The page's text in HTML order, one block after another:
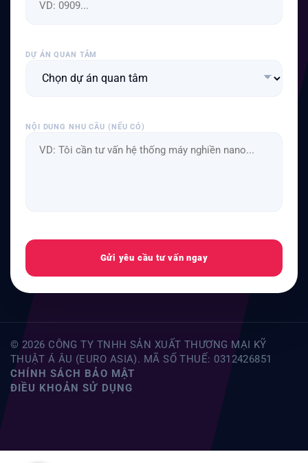
DỰ ÁN QUAN TÂM
NỘI DUNG NHU CẦU (NẾU CÓ)
Gửi yêu cầu tư vấn ngay
© 2026 CÔNG TY TNHH SẢN XUẤT THƯƠNG MẠI KỸ
THUẬT Á ÂU (EURO ASIA). MÃ SỐ THUẾ: 0312426851
CHÍNH SÁCH BẢO MẬT
ĐIỀU KHOẢN SỬ DỤNG